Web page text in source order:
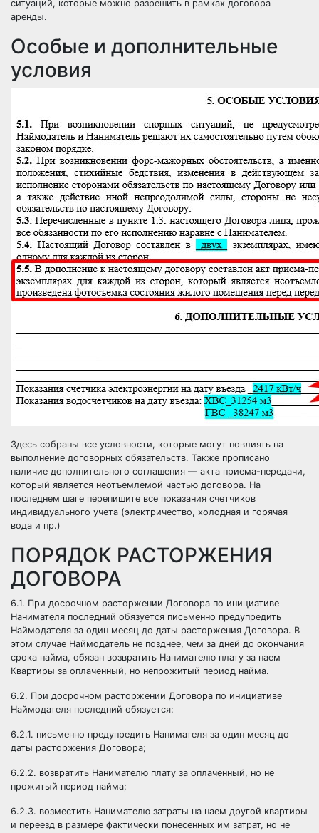
ситуаций, которые можно разрешить в рамках договора
аренды.
Особые и дополнительные
условия
Здесь собраны все условности, которые могут повлиять на
выполнение договорных обязательств. Также прописано
наличие дополнительного соглашения — акта приема-передачи,
который является неотъемлемой частью договора. На
последнем шаге перепишите все показания счетчиков
индивидуального учета (электричество, холодная и горячая
вода и пр.)
ПОРЯДОК РАСТОРЖЕНИЯ
ДОГОВОРА
6.1. При досрочном расторжении Договора по инициативе
Нанимателя последний обязуется письменно предупредить
Наймодателя за один месяц до даты расторжения Договора. В
этом случае Наймодатель не позднее, чем за дней до окончания
срока найма, обязан возвратить Нанимателю плату за наем
Квартиры за оплаченный, но непрожитый период найма.
6.2. При досрочном расторжении Договора по инициативе
Наймодателя последний обязуется:
6.2.1. письменно предупредить Нанимателя за один месяц до
даты расторжения Договора;
6.2.2. возвратить Нанимателю плату за оплаченный, но не
прожитый период найма;
6.2.3. возместить Нанимателю затраты на наем другой квартиры
и переезд в размере фактически понесенных им затрат, но не